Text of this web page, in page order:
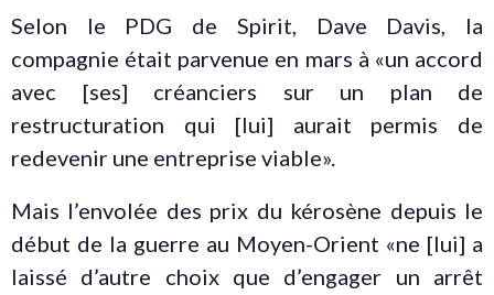
Selon le PDG de Spirit, Dave Davis, la
compagnie était parvenue en mars à «un accord
avec [ses] créanciers sur un plan de
restructuration qui [lui] aurait permis de
redevenir une entreprise viable».
Mais l’envolée des prix du kérosène depuis le
début de la guerre au Moyen-Orient «ne [lui] a
laissé d’autre choix que d’engager un arrêt